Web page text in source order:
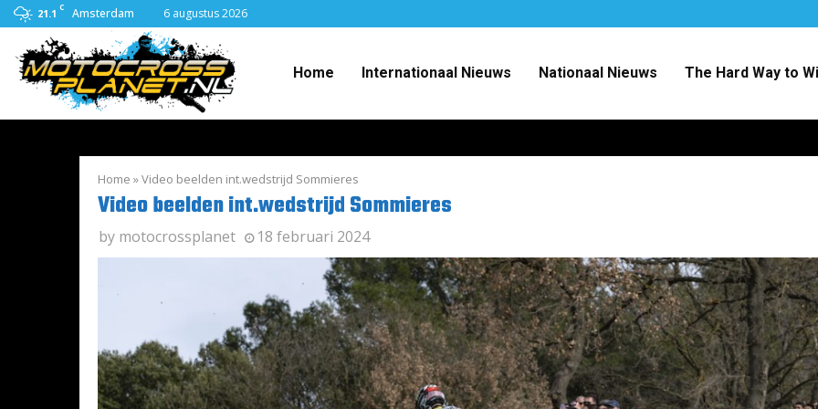
21.1 C Amsterdam 6 augustus 2026
Home Internationaal Nieuws Nationaal Nieuws The Hard Way to
Home »Video beelden int.wedstrijd Sommieres
Video beelden int.wedstrijd Sommieres
by motocrossplanet 18 februari 2024